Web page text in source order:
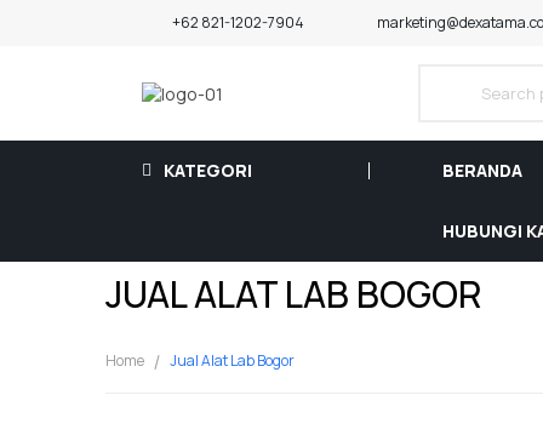
+62 821-1202-7904
KATEGORI BERANDA
HUBUNGI
JUAL ALAT LAB BOGOR
Home Jual Alat Lab Bogor